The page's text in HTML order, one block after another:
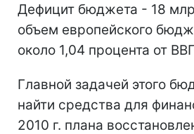
Дефицит бюджета - 18
объем европейского
около 1,04 процента от
Главной задачей этого
найти средства для
2010 г. плана